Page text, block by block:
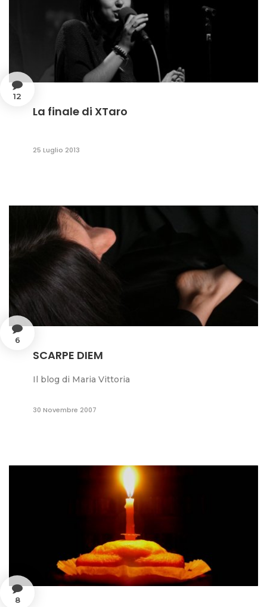
12
La finale di XTaro
25 Luglio 2013
6
SCARPE DIEM
Il blog di Maria Vittoria
30 Novembre 2007
8